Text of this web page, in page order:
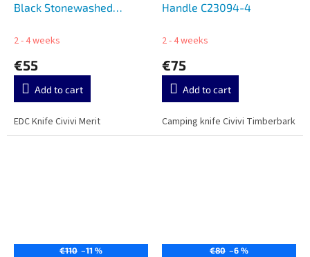
Black Stonewashed
2 - 4 weeks
€55
Add to cart
EDC Knife Civivi Merit
Handle C23094-4
2 - 4 weeks
€75
Add to cart
Camping knife Civivi Timberbark
€110 –11 % €80 –6 %